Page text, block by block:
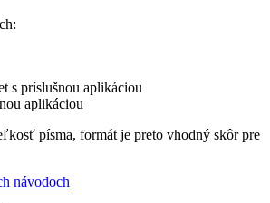
s príslušnou aplikáciou
aplikáciou
písma, formát je preto vhodný skôr pre
návodoch